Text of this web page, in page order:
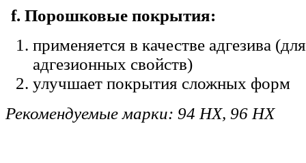
f. Порошковые покрытия:
применяется в качестве адгезива
адгезионных свойств)
улучшает покрытия сложных форм
Рекомендуемые марки: 94 HX, 96 HX